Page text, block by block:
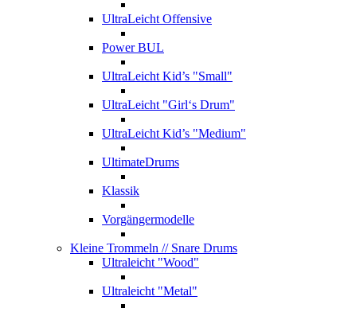
UltraLeicht Offensive
Power BUL
UltraLeicht Kid’s "Small"
UltraLeicht "Girl‘s Drum"
UltraLeicht Kid’s "Medium"
UltimateDrums
Klassik
Vorgängermodelle
Kleine Trommeln // Snare Drums
Ultraleicht "Wood"
Ultraleicht "Metal"